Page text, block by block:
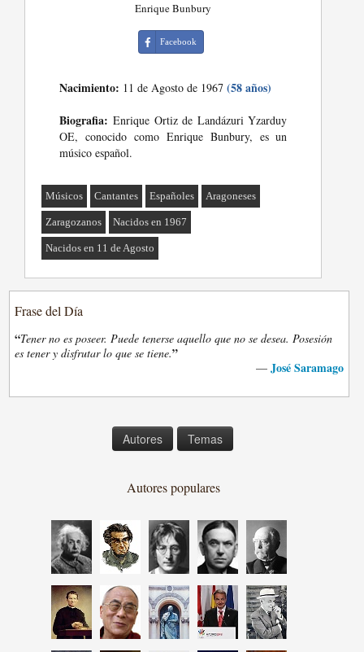
Enrique Bunbury
Facebook
Nacimiento: 11 de Agosto de 1967(58 años)
Biografia: Enrique Ortiz de Landázuri Yzarduy
OE, conocido como Enrique Bunbury, es un
músico español.
Músicos Cantantes Españoles Aragoneses
Zaragozanos Nacidos en 1967
Nacidos en 11 de Agosto
Frase del Día
“Tener no es poseer. Puede tenerse aquello que no se desea. Posesión
es tener y disfrutar lo que se tiene.”
— José Saramago
Autores Temas
Autores populares